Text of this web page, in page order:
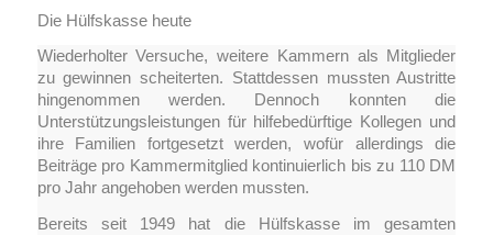
Die Hülfskasse heute
Wiederholter Versuche, weitere Kammern als Mitglieder
zu gewinnen scheiterten. Stattdessen mussten Austritte
hingenommen werden. Dennoch konnten die
Unterstützungsleistungen für hilfebedürftige Kollegen und
ihre Familien fortgesetzt werden, wofür allerdings die
Beiträge pro Kammermitglied kontinuierlich bis zu 110 DM
pro Jahr angehoben werden mussten.
Bereits seit 1949 hat die Hülfskasse im gesamten